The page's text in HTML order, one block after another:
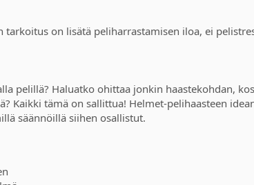
tarkoitus on lisätä peliharrastamisen iloa, ei
pelillä? Haluatko ohittaa jonkin haastekohdan,
Kaikki tämä on sallittua! Helmet-pelihaasteen
säännöillä siihen osallistut.